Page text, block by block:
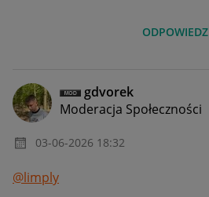
ODPOWIEDZ
gdvorek
Moderacja Społeczności
‎03-06-2026 18:32
@limply